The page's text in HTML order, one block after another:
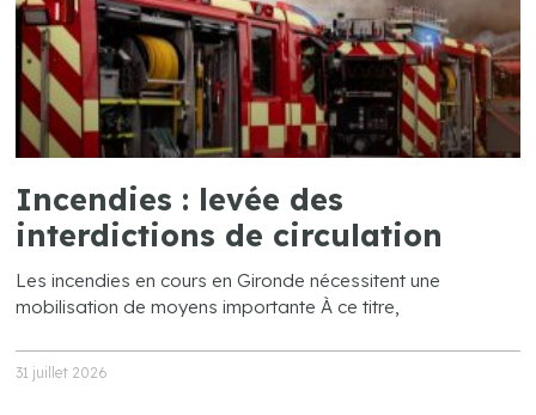
Incendies : levée des
interdictions de circulation
Les incendies en cours en Gironde nécessitent une
mobilisation de moyens importante À ce titre,
31 juillet 2026